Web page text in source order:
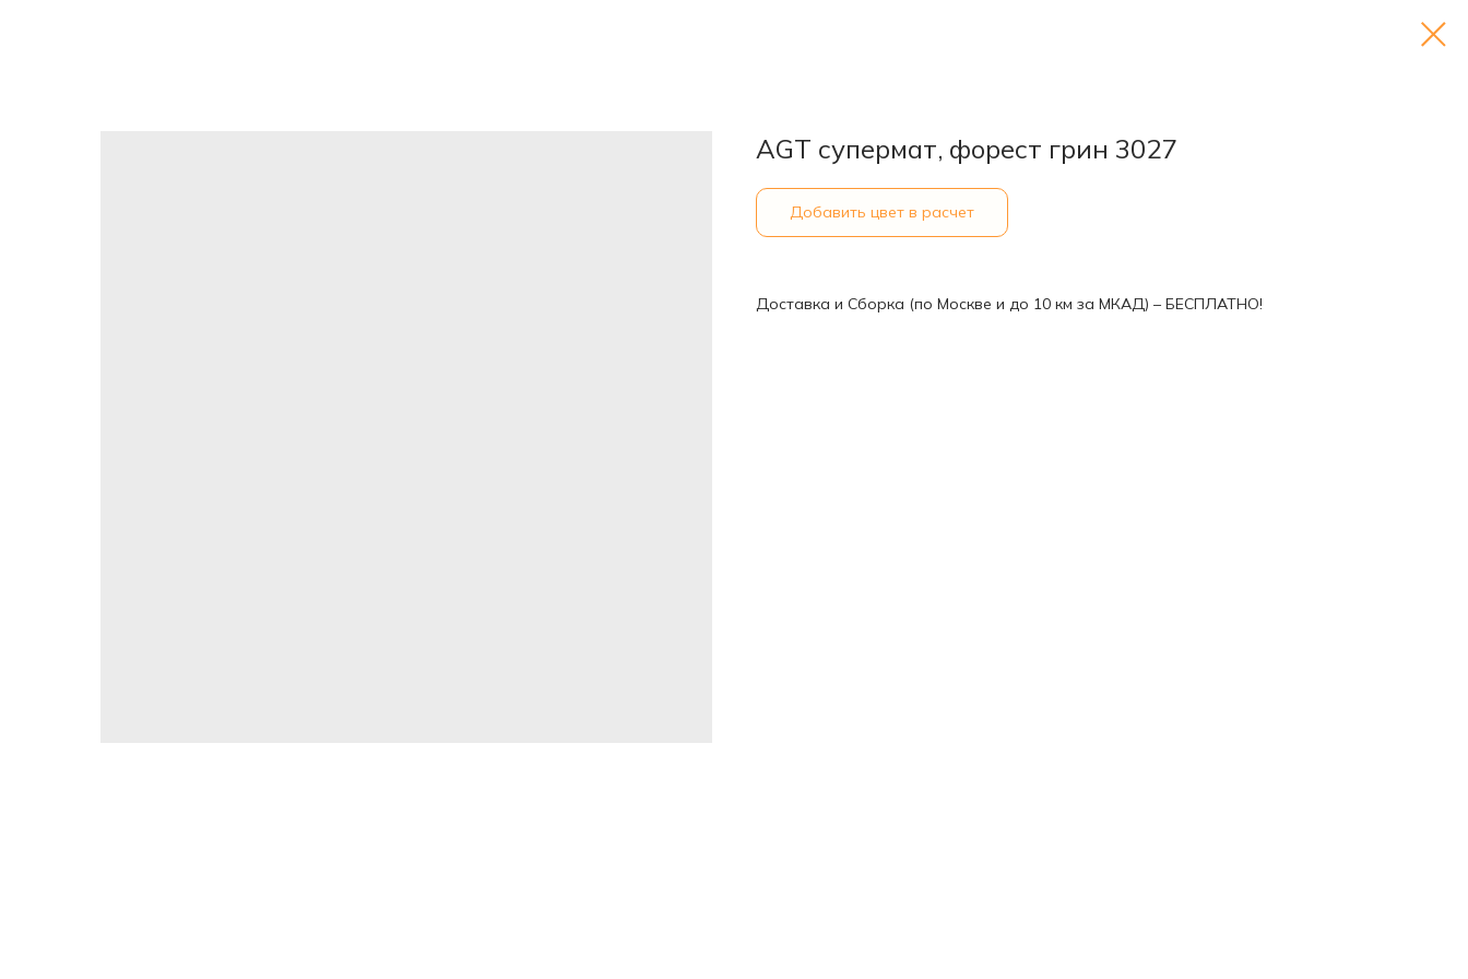
AGT супермат, форест грин 3027
Добавить цвет в расчет
Доставка и Сборка (по Москве и до 10 км за МКАД) – БЕСПЛАТНО!